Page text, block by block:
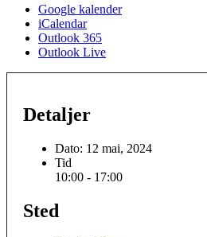
Google kalender
iCalendar
Outlook 365
Outlook Live
Detaljer
Dato: 12 mai, 2024
Tid
10:00 - 17:00
Sted